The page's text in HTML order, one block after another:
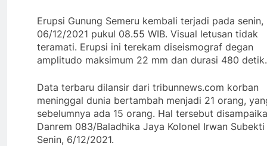
Erupsi Gunung Semeru kembali terjadi pada senin,
06/12/2021 pukul 08.55 WIB. Visual letusan tidak
teramati. Erupsi ini terekam diseismograf degan
amplitudo maksimum 22 mm dan durasi 480 detik.
Data terbaru dilansir dari tribunnews.com korban
meninggal dunia bertambah menjadi 21 orang,
sebelumnya ada 15 orang. Hal tersebut
Danrem 083/Baladhika Jaya Kolonel Irwan
Senin, 6/12/2021.